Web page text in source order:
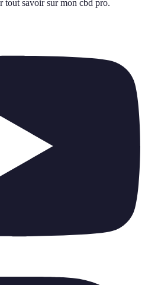
tout savoir sur mon cbd pro.